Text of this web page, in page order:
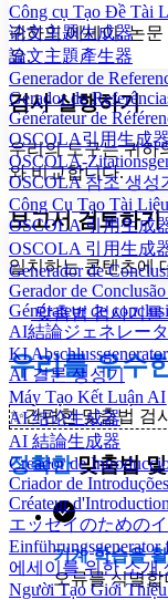
Công cụ Tạo Đề Tài
论文主题生成器
論文主題產生器
Generador de
Gerador de
Générateur de
OSCOLA引用生成器
OSCOLA-
OSCOLA 참조 생성
Công Cụ Tạo Tài
OSCOLA 引用生成
OSCOLA 引用生成
Generador de
Gerador de
Générateur de
AI結論ジェネレー
KI Abschlussgenerator
AI 결론 생성기
Máy Tạo Kết Luận AI
AI 结论生成器
AI 結論生成器
Creador de
Criador de
Créateur
エッセイのための
Einführungsgenerator
에세이를 위한 소개
Người Tạo Giới
귀하의 에세이, 논
요.
검사 실행하기
우리의 도구는 귀하
와 비교합니다.
보고서 검토하기
일치하는 콘텐츠에
맞춤법 검사기를
우리를 우수
✨간편한 맞춤법 검
정확한맞춤법
기계 학습을
오류를 식별합